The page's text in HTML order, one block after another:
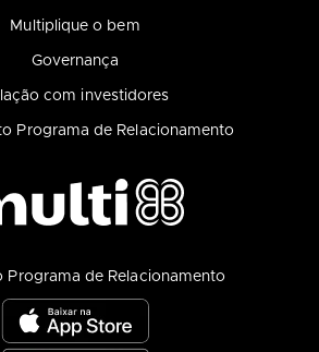
Multiplique o bem
Governança
com investidores
Programa de Relacionamento
Programa de Relacionamento